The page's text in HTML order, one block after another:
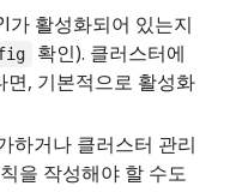
가 활성화되어 있는지
확인). 클러스터에
, 기본적으로 활성화
하거나 클러스터 관리
을 작성해야 할 수도